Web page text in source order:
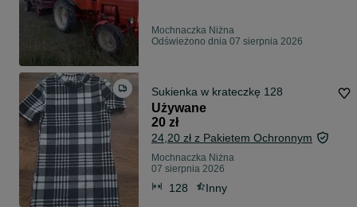
Mochnaczka Niżna
Odświeżono dnia 07 sierpnia 2026
Sukienka w krateczkę 128
Używane
20 zł
24,20 zł z Pakietem Ochronnym
Mochnaczka Niżna
07 sierpnia 2026
128 Inny